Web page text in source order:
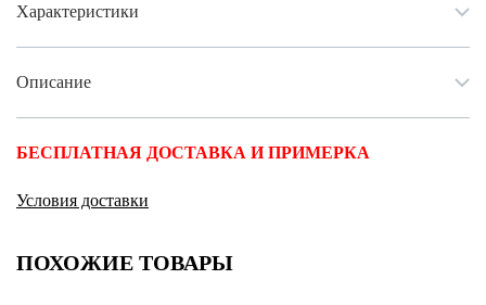
Характеристики
Описание
БЕСПЛАТНАЯ ДОСТАВКА И ПРИМЕРКА
Условия доставки
ПОХОЖИЕ ТОВАРЫ